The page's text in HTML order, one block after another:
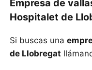
Empresa de
Hospitalet de
Si buscas una
de Llobregat